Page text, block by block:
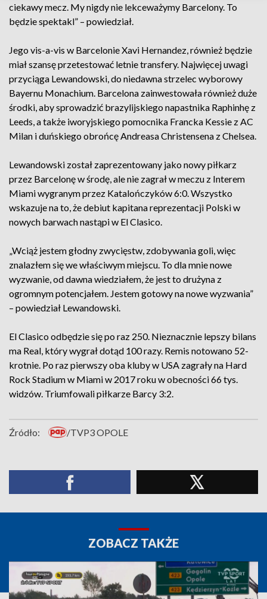
ciekawy mecz. My nigdy nie lekceważymy Barcelony. To
będzie spektakl” – powiedział.
Jego vis-a-vis w Barcelonie Xavi Hernandez, również będzie
miał szansę przetestować letnie transfery. Najwięcej uwagi
przyciąga Lewandowski, do niedawna strzelec wyborowy
Bayernu Monachium. Barcelona zainwestowała również duże
środki, aby sprowadzić brazylijskiego napastnika Raphinhę z
Leeds, a także iworyjskiego pomocnika Francka Kessie z AC
Milan i duńskiego obrońcę Andreasa Christensena z Chelsea.
Lewandowski został zaprezentowany jako nowy piłkarz
przez Barcelonę w środę, ale nie zagrał w meczu z Interem
Miami wygranym przez Katalończyków 6:0. Wszystko
wskazuje na to, że debiut kapitana reprezentacji Polski w
nowych barwach nastąpi w El Clasico.
„Wciąż jestem głodny zwycięstw, zdobywania goli, więc
znalazłem się we właściwym miejscu. To dla mnie nowe
wyzwanie, od dawna wiedziałem, że jest to drużyna z
ogromnym potencjałem. Jestem gotowy na nowe wyzwania”
– powiedział Lewandowski.
El Clasico odbędzie się po raz 250. Nieznacznie lepszy bilans
ma Real, który wygrał dotąd 100 razy. Remis notowano 52-
krotnie. Po raz pierwszy oba kluby w USA zagrały na Hard
Rock Stadium w Miami w 2017 roku w obecności 66 tys.
widzów. Triumfowali piłkarze Barcy 3:2.
Źródło: /TVP3 OPOLE
ZOBACZ TAKŻE